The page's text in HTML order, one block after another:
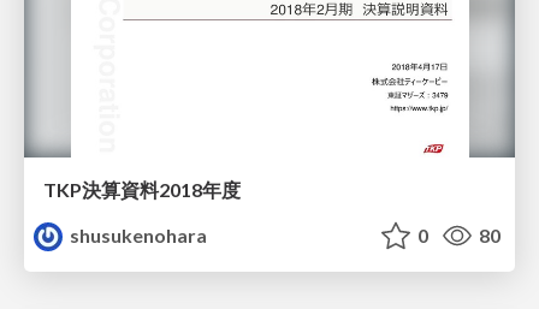
TKP決算資料2018年度
shusukenohara
0 80